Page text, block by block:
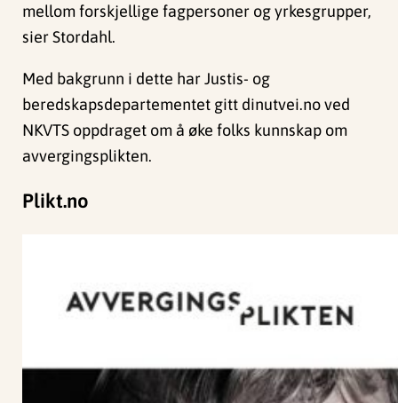
mellom forskjellige fagpersoner og yrkesgrupper,
sier Stordahl.
Med bakgrunn i dette har Justis- og
beredskapsdepartementet gitt dinutvei.no ved
NKVTS oppdraget om å øke folks kunnskap om
avvergingsplikten.
Plikt.no